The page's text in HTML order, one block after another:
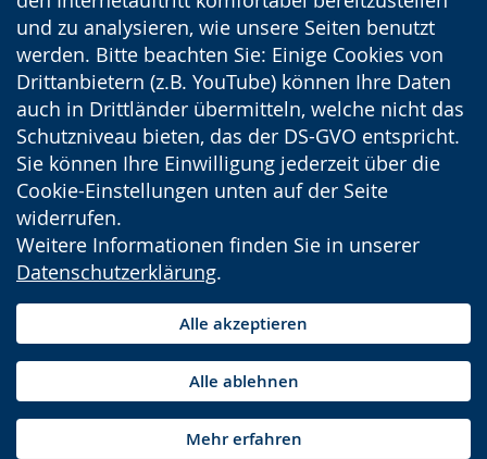
und zu analysieren, wie unsere Seiten benutzt
werden. Bitte beachten Sie: Einige Cookies von
Drittanbietern (z.B. YouTube) können Ihre Daten
auch in Drittländer übermitteln, welche nicht das
Schutzniveau bieten, das der DS-GVO entspricht.
Sie können Ihre Einwilligung jederzeit über die
Cookie-Einstellungen unten auf der Seite
widerrufen.
Weitere Informationen finden Sie in unserer
Datenschutzerklärung.
Alle akzeptieren
Alle ablehnen
Mehr erfahren